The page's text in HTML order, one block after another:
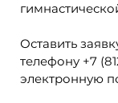
Оставить
телефону +7
электронную